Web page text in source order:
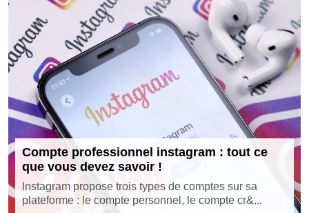
Compte professionnel instagram : tout ce
que vous devez savoir !
Instagram propose trois types de comptes sur sa
plateforme : le compte personnel, le compte cr&...